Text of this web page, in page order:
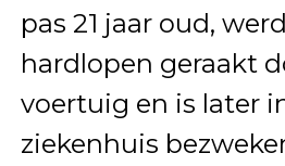
pas 21 jaar oud,
hardlopen geraakt
voertuig en is later
ziekenhuis